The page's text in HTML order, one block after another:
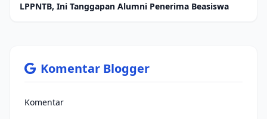
LPPNTB, Ini Tanggapan Alumni Penerima Beasiswa
Komentar Blogger
Komentar